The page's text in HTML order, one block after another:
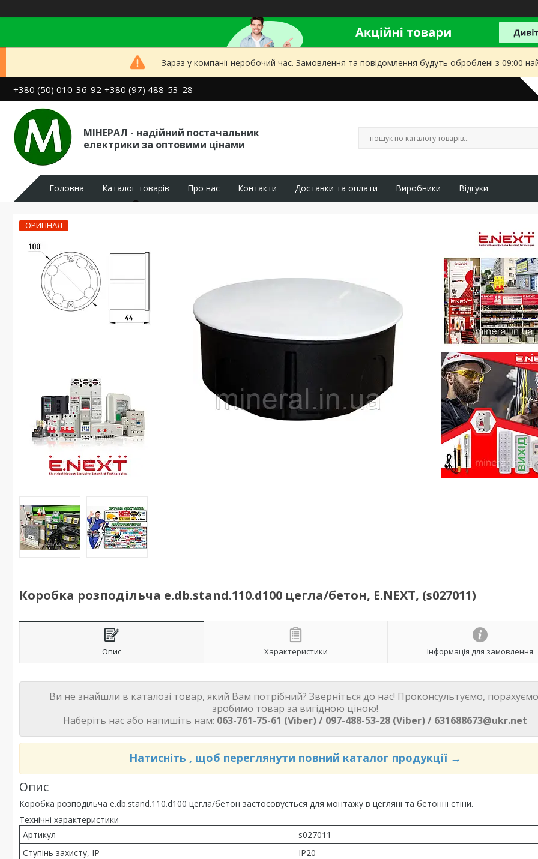
Зараз у компанії неробочий час. Замовлення та повідомлення будуть оброблені з 09:00
+380 (50) 010-36-92 +380 (97) 488-53-28
МІНЕРАЛ - надійний постачальник
електрики за оптовими цінами
Головна Каталог товарів Про нас Контакти Доставки та оплати Виробники Відгуки
ОРИГІНАЛ
Коробка розподільча e.db.stand.110.d100 цегла/бетон, E.NEXT, (s027011)
Опис Характеристики Інформація для замовлення
Ви не знайшли в каталозі товар, який Вам потрібний? Зверніться до нас! Проконсультуємо,
зробимо товар за вигідною ціною!
Наберіть нас або напишіть нам: 063-761-75-61 (Viber) / 097-488-53-28 (Viber) / 631688673@ukr.net
Натисніть , щоб переглянути повний каталог продукції →
Опис
Коробка розподільча e.db.stand.110.d100 цегла/бетон застосовується для монтажу в цегляні та бетонні стіни.
Технічні характеристики
Артикул
s027011
Ступінь захисту, IP
IP20